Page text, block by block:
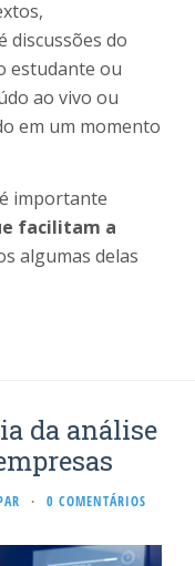
discussões do
estudante ou
ao vivo ou
em um momento
importante
facilitam a
algumas delas
da análise
· 0 COMENTÁRIOS